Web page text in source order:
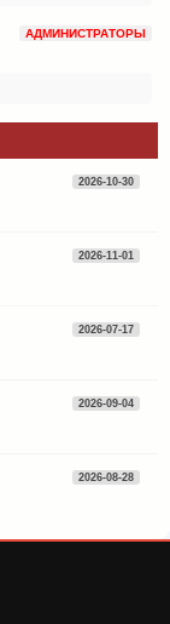
АДМИНИСТРАТОРЫ
2026-10-30
2026-11-01
2026-07-17
2026-09-04
2026-08-28